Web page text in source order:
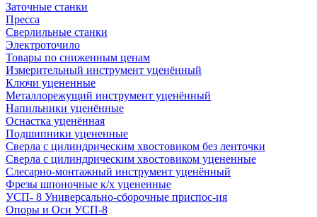
Заточные станки
Пресса
Сверлильные станки
Электроточило
Товары по сниженным ценам
Измерительный инструмент уценённый
Ключи уцененные
Металлорежущий инструмент уценённый
Напильники уценённые
Оснастка уценённая
Подшипники уцененные
Сверла с цилиндрическим хвостовиком без ленточки
Сверла с цилиндрическим хвостовиком уцененные
Слесарно-монтажный инструмент уценённый
Фрезы шпоночные к/х уцененные
УСП- 8 Универсально-сборочные приспос-ия
Опоры и Оси УСП-8